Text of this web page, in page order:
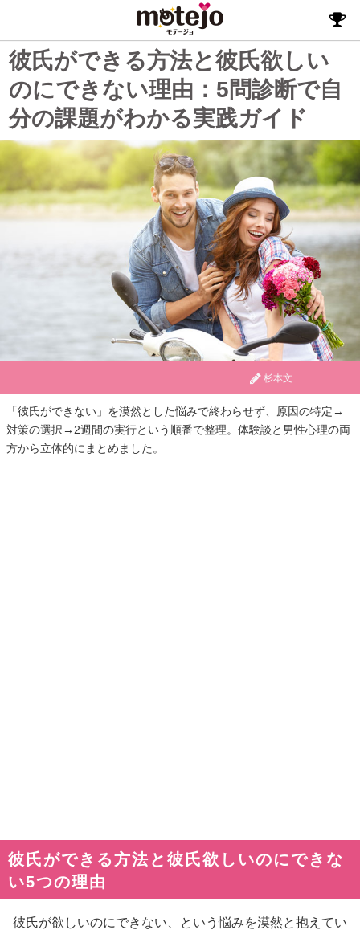
彼氏ができる方法と彼氏欲しい
のにできない理由：5問診断で自
分の課題がわかる実践ガイド
杉本文
「彼氏ができない」を漠然とした悩みで終わらせず、原因の特定→
対策の選択→2週間の実行という順番で整理。体験談と男性心理の両
方から立体的にまとめました。
彼氏ができる方法と彼氏欲しいのにできな
い5つの理由
彼氏が欲しいのにできない、という悩みを漠然と抱えてい